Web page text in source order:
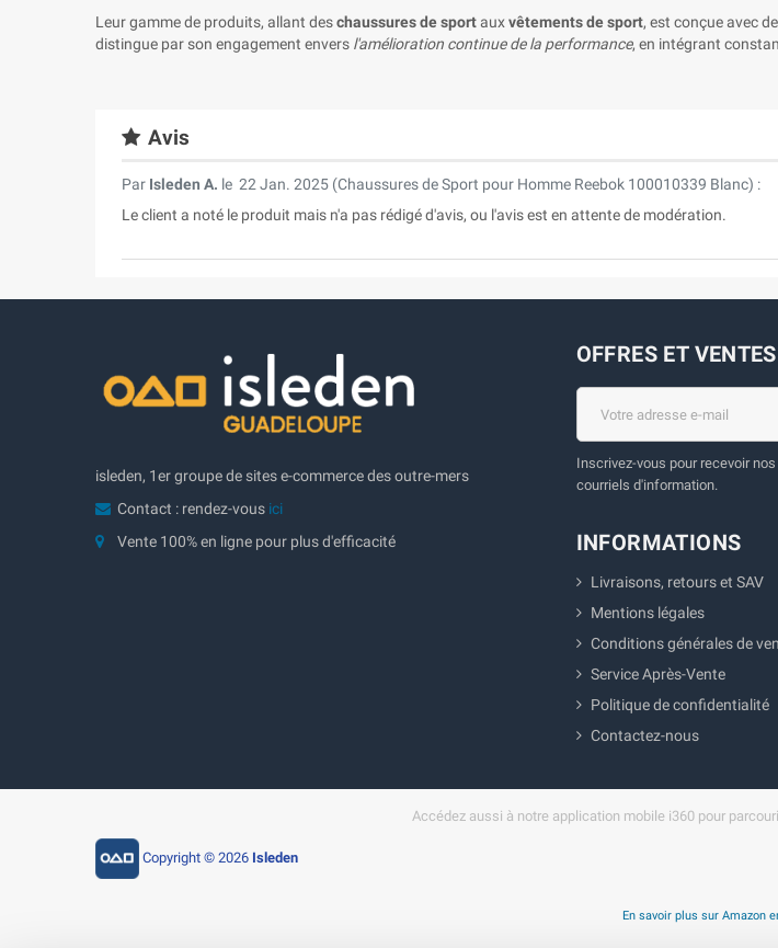
Leur gamme de produits, allant deschaussures de sportauxvêtements de sport, est conçue avec
distingue par son engagement envers l'amélioration continue de la performance, en intégrant
Avis
Par Isleden A. le 22 Jan. 2025 (Chaussures de Sport pour Homme Reebok 100010339 Blanc) :
Le client a noté le produit mais n'a pas rédigé d'avis, ou l'avis est en attente de modération.
isleden, 1er groupe de sites e-commerce des outre-mers
Contact : rendez-vous ici
Vente 100% en ligne pour plus d'efficacité
OFFRES ET
Inscrivez-vous pour recevoir
courriels d'information.
INFORMATIONS
Livraisons, retours et SAV
Mentions légales
Conditions générales de
Service Après-Vente
Politique de confidentialité
Contactez-nous
Accédez aussi à notre application mobile i360 pour
Copyright © 2026 Isleden
En savoir plus sur Amazon